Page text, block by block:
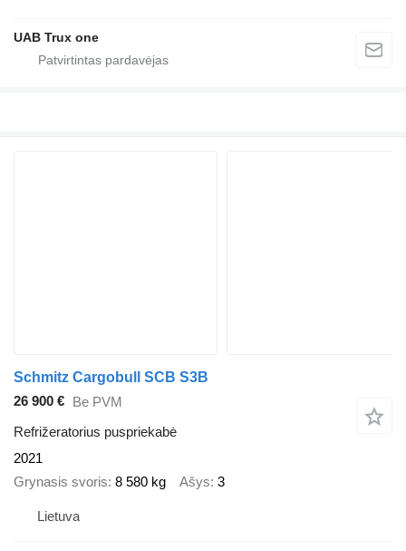
UAB Trux one
Schmitz Cargobull SCB S3B
26 900 €
Be PVM
Refrižeratorius puspriekabė
2021
Grynasis svoris 8 580 kg Ašys 3
Lietuva